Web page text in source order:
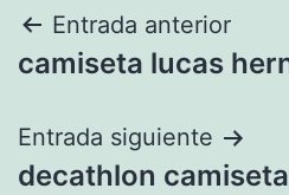
Navegación
de
entradas
Entrada anterior
camiseta lucas
Entrada siguiente
decathlon